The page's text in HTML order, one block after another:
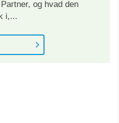
og hvad den
i,...